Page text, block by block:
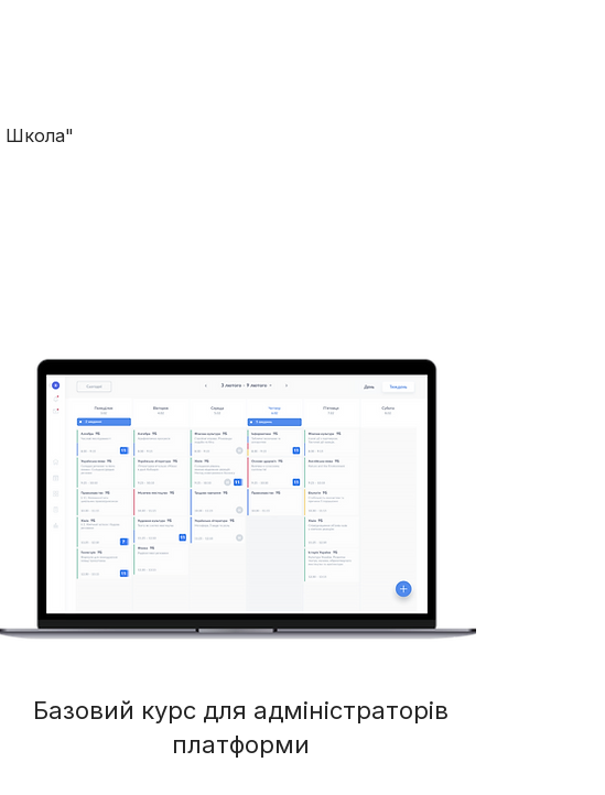
Школа"
Базовий курс для адміністраторів
платформи